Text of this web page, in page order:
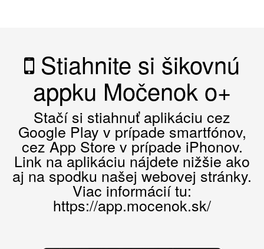
Stiahnite si šikovnú
appku Močenok o+
Stačí si stiahnuť aplikáciu cez
Google Play v prípade smartfónov,
cez App Store v prípade iPhonov.
Link na aplikáciu nájdete nižšie ako
aj na spodku našej webovej stránky.
Viac informácií tu:
https://app.mocenok.sk/